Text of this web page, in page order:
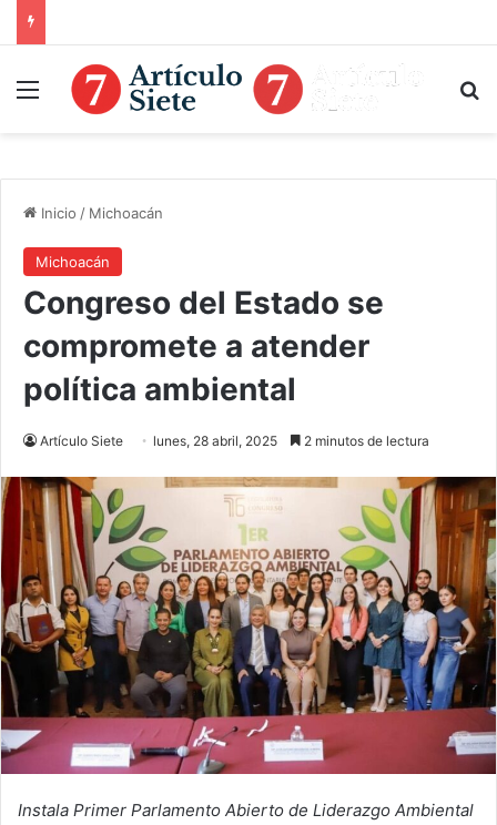
Menú
Inicio / Michoacán
Michoacán
Congreso del Estado se
compromete a atender
política ambiental
Artículo Siete lunes, 28 abril, 2025 2 minutos de lectura
Instala Primer Parlamento Abierto de Liderazgo Ambiental